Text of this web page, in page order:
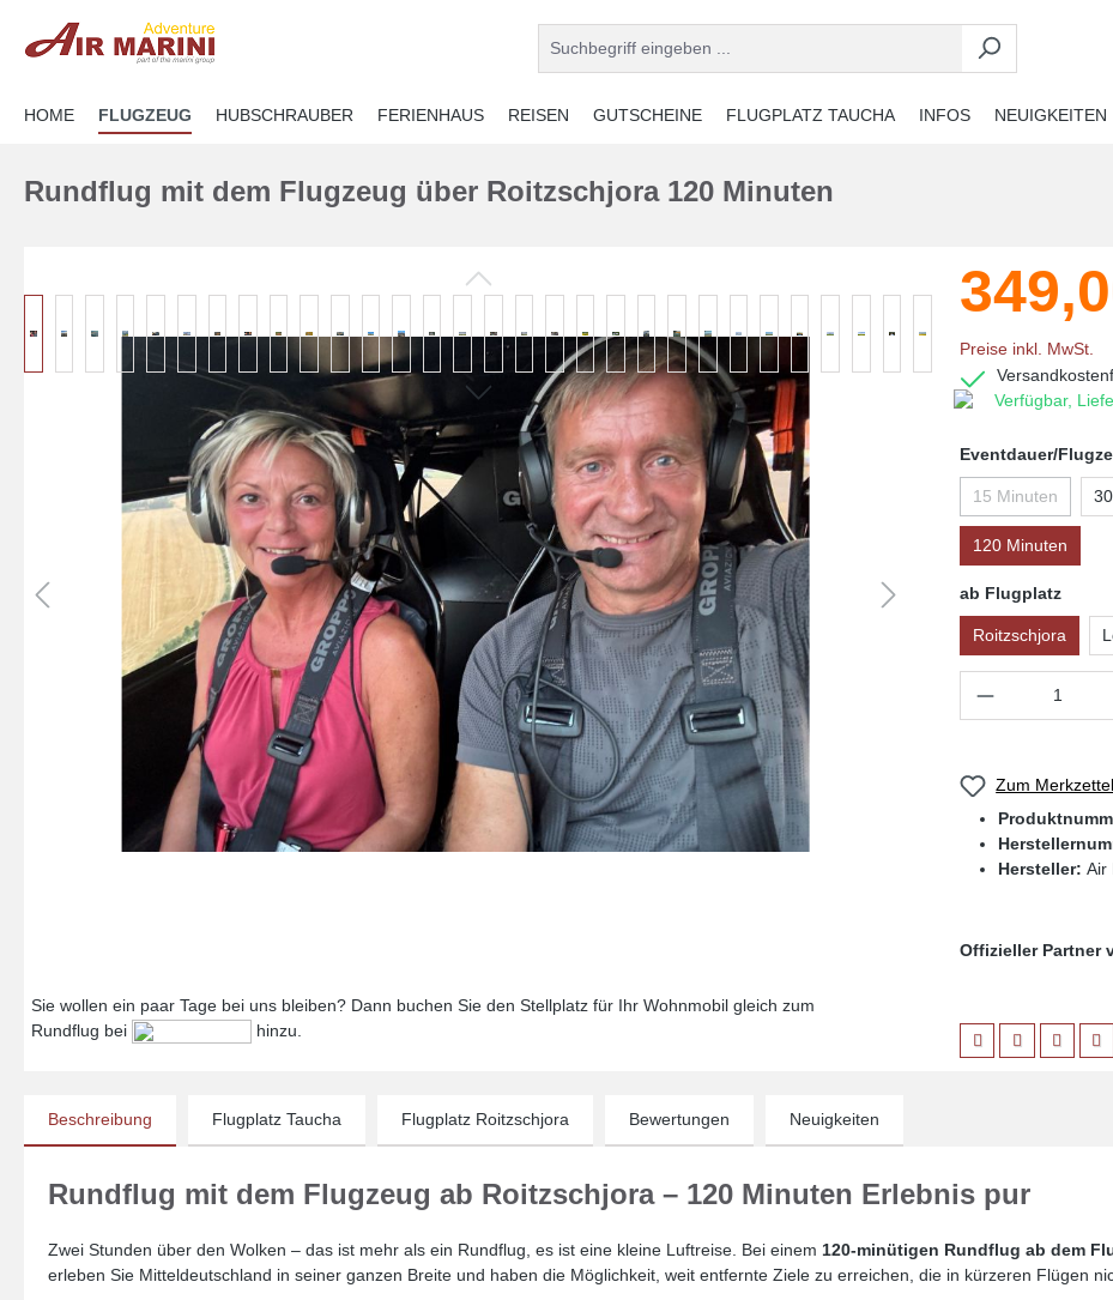
Zur Hauptnavigation springen
HOME FLUGZEUG HUBSCHRAUBER FERIENHAUS REISEN GUTSCHEINE FLUGPLATZ TAUCHA INFOS NEUIGKEITEN
Rundflug mit dem Flugzeug über Roitzschjora 120 Minuten
Preise inkl. MwSt.
Verfügbar,
Eventdauer/
15 Minuten
120 Minuten
ab Flugplatz
Roitzschjora
Produkt
Zum
Hersteller:Air
Offizieller Partner
Sie wollen ein paar Tage bei uns bleiben? Dann buchen Sie den Stellplatz für Ihr Wohnmobil gleich zum
Rundflug bei
hinzu.
Beschreibung Flugplatz Taucha Flugplatz Roitzschjora Bewertungen Neuigkeiten
Rundflug mit dem Flugzeug ab Roitzschjora – 120 Minuten Erlebnis pur
Zwei Stunden über den Wolken – das ist mehr als ein Rundflug, es ist eine kleine Luftreise. Bei einem 120-minütigen Rundflug ab dem
erleben Sie Mitteldeutschland in seiner ganzen Breite und haben die Möglichkeit, weit entfernte Ziele zu erreichen, die in kürzeren Flügen